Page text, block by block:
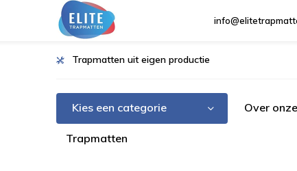
Trapmatten uit eigen productie
Kies een categorie Over
Trapmatten